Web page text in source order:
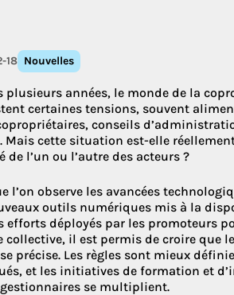
18 Nouvelles
plusieurs années, le monde de la
certaines tensions, souvent
conseils
Mais cette situation est-elle
de l’un ou l’autre des acteurs ?
l’on observe les avancées
outils numériques mis à la
efforts déployés par les promoteurs
collective, il est permis de croire que
précise. Les règles sont mieux
et les initiatives de formation et
se multiplient.